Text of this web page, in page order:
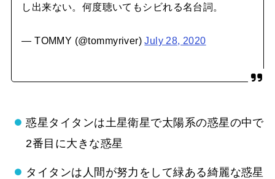
し出来ない。何度聴いてもシビれる名台詞。
— TOMMY (@tommyriver)July 28, 2020
惑星タイタンは土星衛星で太陽系の惑星の中で
2番目に大きな惑星
タイタンは人間が努力をして緑ある綺麗な惑星